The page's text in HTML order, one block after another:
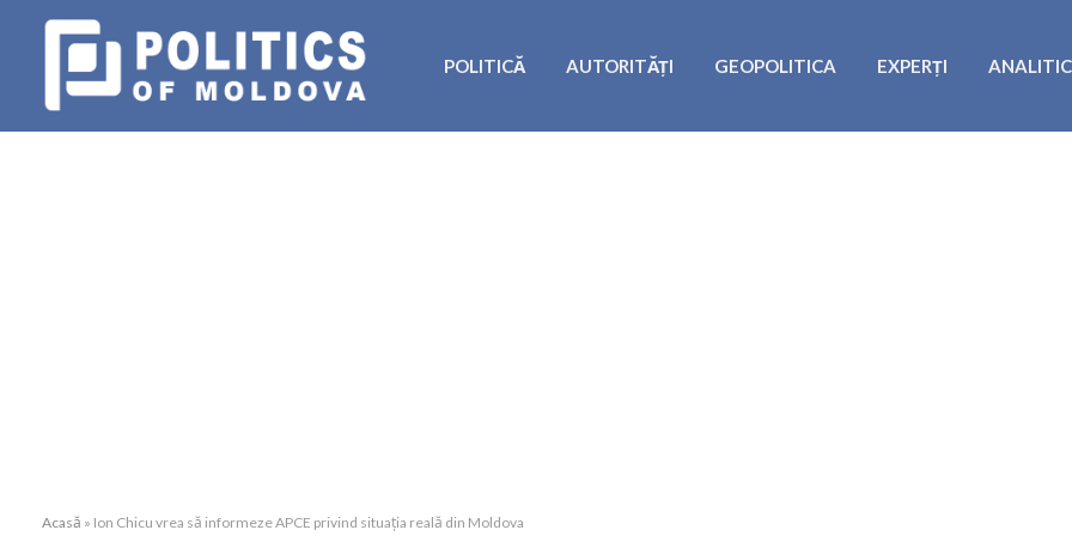
POLITICĂ AUTORITĂȚI GEOPOLITICA EXPERȚI
Acasă » Ion Chicu vrea să informeze APCE privind situația reală din Moldova